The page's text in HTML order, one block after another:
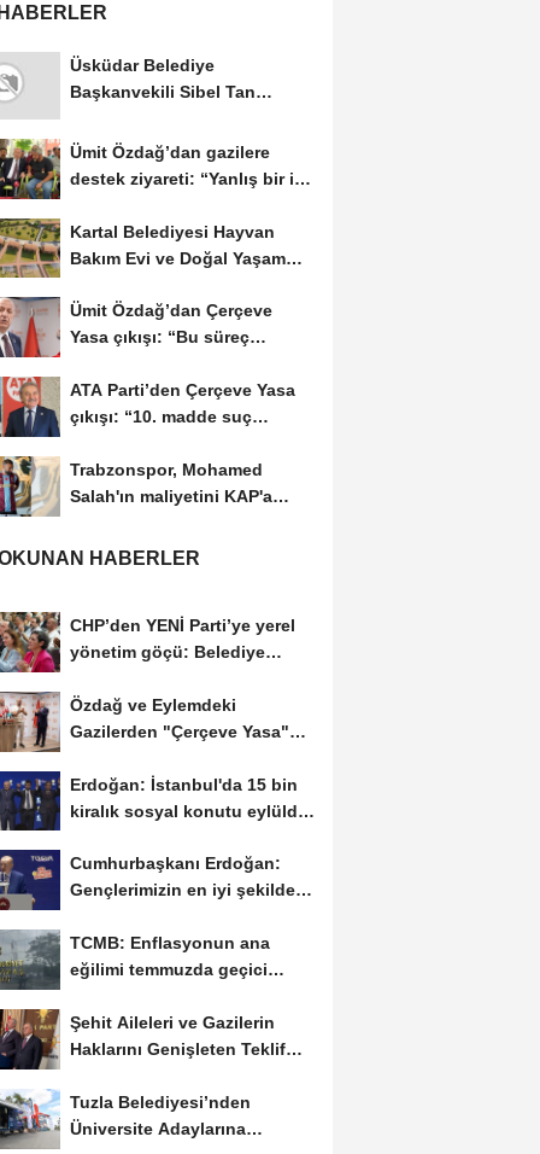
Üsküdar Belediye
Başkanvekili Sibel Tan
Ümit Özdağ’dan gazilere
destek ziyareti: “Yanlış bir iş
Kartal Belediyesi Hayvan
Bakım Evi ve Doğal Yaşam
Ümit Özdağ’dan Çerçeve
Yasa çıkışı: “Bu süreç
ATA Parti’den Çerçeve Yasa
çıkışı: “10. madde suç
Trabzonspor, Mohamed
Salah'ın maliyetini KAP'a
HABERLER
CHP’den YENİ Parti’ye yerel
yönetim göçü: Belediye
Özdağ ve Eylemdeki
Gazilerden "Çerçeve Yasa"
Erdoğan: İstanbul'da 15 bin
kiralık sosyal konutu eylülde
Cumhurbaşkanı Erdoğan:
Gençlerimizin en iyi şekilde
TCMB: Enflasyonun ana
eğilimi temmuzda geçici
Şehit Aileleri ve Gazilerin
Haklarını Genişleten Teklif
Tuzla Belediyesi’nden
Üniversite Adaylarına